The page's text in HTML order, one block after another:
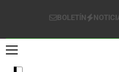
Canal
Canal Noticias
BOLETÍN